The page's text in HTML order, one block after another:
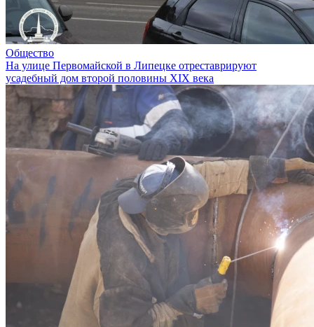
Общество
На улице Первомайской в Липецке отреставрируют
усадебный дом второй половины XIX века